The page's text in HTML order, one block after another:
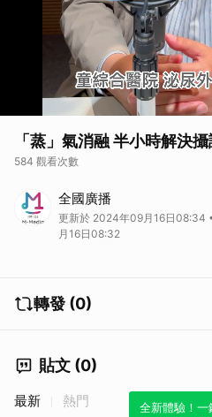
「蒸」氣消融 半小時解決
584 觀看次數
全國廣播
更新於 2024年09月16日08:34
月16日08:32
轉發 (0)
貼文 (0)
全新體驗！
最新 熱門